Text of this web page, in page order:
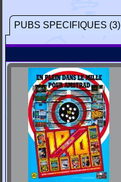
PUBS SPECIFIQUES (3)